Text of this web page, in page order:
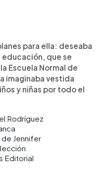
para ella: deseaba
educación, que se
Escuela Normal de
imaginaba vestida
y niñas por todo el
Jennifer
Editorial